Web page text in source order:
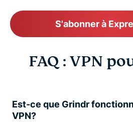
S'abonner à
FAQ : VPN
Est-ce que Grindr
VPN?